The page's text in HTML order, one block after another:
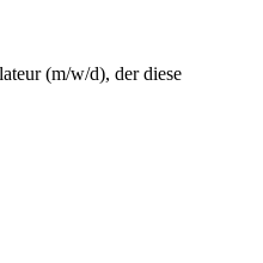
(m/w/d), der diese